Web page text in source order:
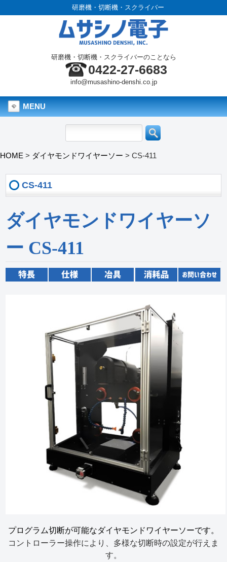
研磨機・切断機・スクライバー
研磨機・切断機・スクライバーのことなら
0422-27-6683
info@musashino-denshi.co.jp
MENU
HOME > ダイヤモンドワイヤーソー > CS-411
CS-411
ダイヤモンドワイヤーソ
ー CS-411
プログラム切断が可能なダイヤモンドワイヤーソーです。
コントローラー操作により、多様な切断時の設定が行えま
す。